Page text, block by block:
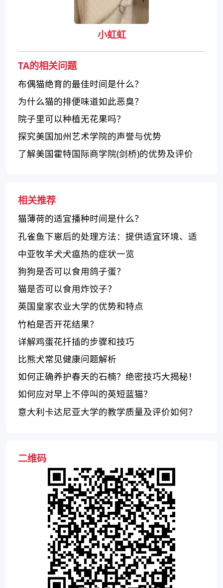
小虹虹
TA的相关问题
布偶猫绝育的最佳时间是什么？
为什么猫的排便味道如此恶臭？
院子里可以种植无花果吗？
探究美国加州艺术学院的声誉与优势
了解美国霍特国际商学院(剑桥)的优势及评价
相关推荐
猫薄荷的适宜播种时间是什么？
孔雀鱼下崽后的处理方法：提供适宜环境、适
合口服的饵料和水质管理
中亚牧羊犬犬瘟热的症状一览
狗狗是否可以食用鸽子蛋？
猫是否可以食用炸饺子？
英国皇家农业大学的优势和特点
竹柏是否开花结果？
详解鸡蛋花扦插的步骤和技巧
比熊犬常见健康问题解析
如何正确养护春天的石楠？绝密技巧大揭秘！
如何应对早上不停叫的英短蓝猫？
意大利卡达尼亚大学的教学质量及评价如何？
二维码